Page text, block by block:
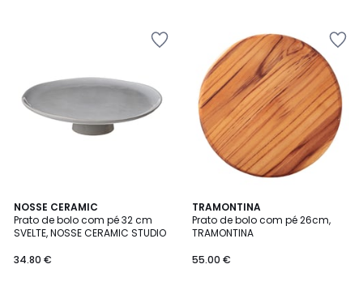
aplicado.
NOSSE CERAMIC
Prato de bolo com pé 32 cm
SVELTE, NOSSE CERAMIC STUDIO
34.80 €
4,5
/ 5
TRAMONTINA
Prato de bolo com pé 26cm,
TRAMONTINA
55.00 €